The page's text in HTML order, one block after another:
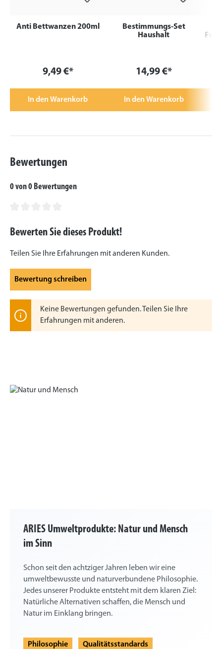
Anti Bettwanzen 200ml
9,49 €*
In den Warenkorb
Bestimmungs-Set
Haushalt
14,99 €*
In den Warenkorb
Bewertungen
0 von 0 Bewertungen
Bewerten Sie dieses Produkt!
Teilen Sie Ihre Erfahrungen mit anderen Kunden.
Bewertung schreiben
Keine Bewertungen gefunden. Teilen Sie Ihre
Erfahrungen mit anderen.
ARIES Umweltprodukte: Natur und Mensch
im Sinn
Schon seit den achtziger Jahren leben wir eine
umweltbewusste und naturverbundene Philosophie.
Jedes unserer Produkte entsteht mit dem klaren Ziel:
Natürliche Alternativen schaffen, die Mensch und
Natur im Einklang bringen.
Philosophie Qualitätsstandards